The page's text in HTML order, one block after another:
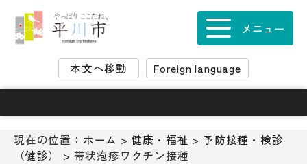
ョ
ス
本文へ移動 Foreign language
メニュー
現在の位置： ホーム > 健康・福祉 >予防接種・検診
（健診）
> 帯状疱疹ワクチン接種